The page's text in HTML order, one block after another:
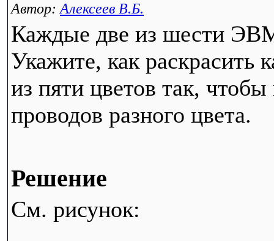
Автор: Алексеев В.Б.
Каждые две из шести
Укажите, как раскрасить
из пяти цветов так,
проводов разного цвета.
Решение
См. рисунок: